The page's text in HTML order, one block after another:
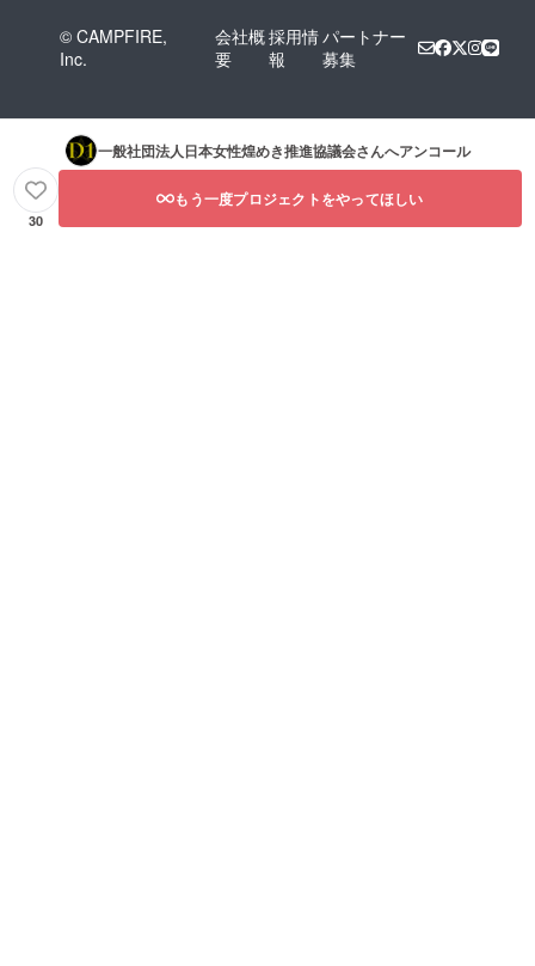
© CAMPFIRE,
Inc.
会社概
要
採用情
報
パートナー
募集
一般社団法人日本女性煌めき推進協議会さんへアンコール
30
もう一度プロジェクトをやってほしい